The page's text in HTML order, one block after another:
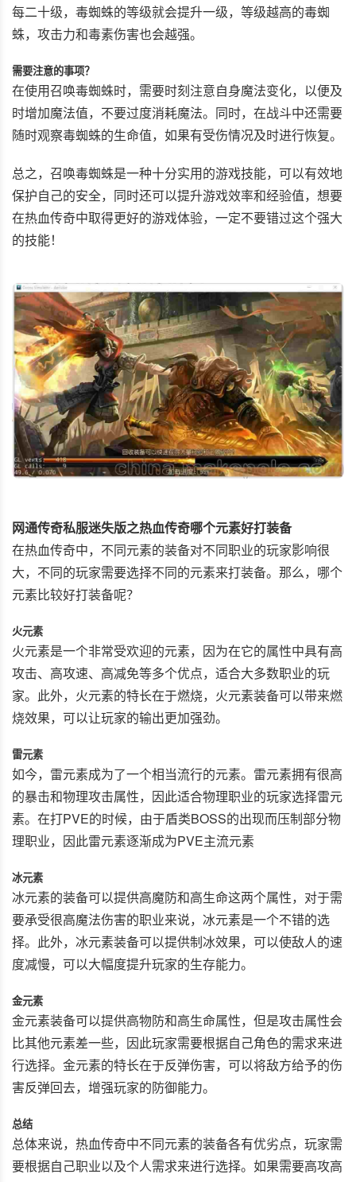
每二十级，毒蜘蛛的等级就会提升一级，等级越高的毒蜘
蛛，攻击力和毒素伤害也会越强。
需要注意的事项？
在使用召唤毒蜘蛛时，需要时刻注意自身魔法变化，以便及
时增加魔法值，不要过度消耗魔法。同时，在战斗中还需要
随时观察毒蜘蛛的生命值，如果有受伤情况及时进行恢复。
总之，召唤毒蜘蛛是一种十分实用的游戏技能，可以有效地
保护自己的安全，同时还可以提升游戏效率和经验值，想要
在热血传奇中取得更好的游戏体验，一定不要错过这个强大
的技能！
网通传奇私服迷失版之热血传奇哪个元素好打装备
在热血传奇中，不同元素的装备对不同职业的玩家影响很
大，不同的玩家需要选择不同的元素来打装备。那么，哪个
元素比较好打装备呢？
火元素
火元素是一个非常受欢迎的元素，因为在它的属性中具有高
攻击、高攻速、高减免等多个优点，适合大多数职业的玩
家。此外，火元素的特长在于燃烧，火元素装备可以带来燃
烧效果，可以让玩家的输出更加强劲。
雷元素
如今，雷元素成为了一个相当流行的元素。雷元素拥有很高
的暴击和物理攻击属性，因此适合物理职业的玩家选择雷元
素。在打PVE的时候，由于盾类BOSS的出现而压制部分物
理职业，因此雷元素逐渐成为PVE主流元素
冰元素
冰元素的装备可以提供高魔防和高生命这两个属性，对于需
要承受很高魔法伤害的职业来说，冰元素是一个不错的选
择。此外，冰元素装备可以提供制冰效果，可以使敌人的速
度减慢，可以大幅度提升玩家的生存能力。
金元素
金元素装备可以提供高物防和高生命属性，但是攻击属性会
比其他元素差一些，因此玩家需要根据自己角色的需求来进
行选择。金元素的特长在于反弹伤害，可以将敌方给予的伤
害反弹回去，增强玩家的防御能力。
总结
总体来说，热血传奇中不同元素的装备各有优劣点，玩家需
要根据自己职业以及个人需求来进行选择。如果需要高攻高